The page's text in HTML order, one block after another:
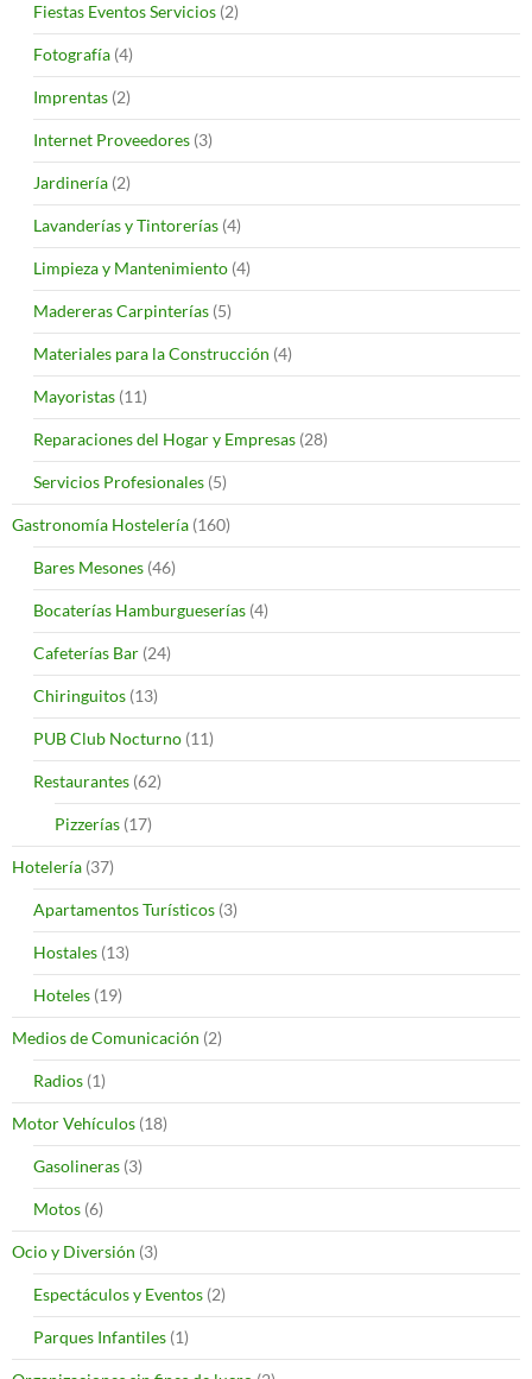
Fiestas Eventos Servicios (2)
Fotografía (4)
Imprentas (2)
Internet Proveedores (3)
Jardinería (2)
Lavanderías y Tintorerías (4)
Limpieza y Mantenimiento (4)
Madereras Carpinterías (5)
Materiales para la Construcción (4)
Mayoristas (11)
Reparaciones del Hogar y Empresas (28)
Servicios Profesionales (5)
Gastronomía Hostelería (160)
Bares Mesones (46)
Bocaterías Hamburgueserías (4)
Cafeterías Bar (24)
Chiringuitos (13)
PUB Club Nocturno (11)
Restaurantes (62)
Pizzerías (17)
Hotelería (37)
Apartamentos Turísticos (3)
Hostales (13)
Hoteles (19)
Medios de Comunicación (2)
Radios (1)
Motor Vehículos (18)
Gasolineras (3)
Motos (6)
Ocio y Diversión (3)
Espectáculos y Eventos (2)
Parques Infantiles (1)